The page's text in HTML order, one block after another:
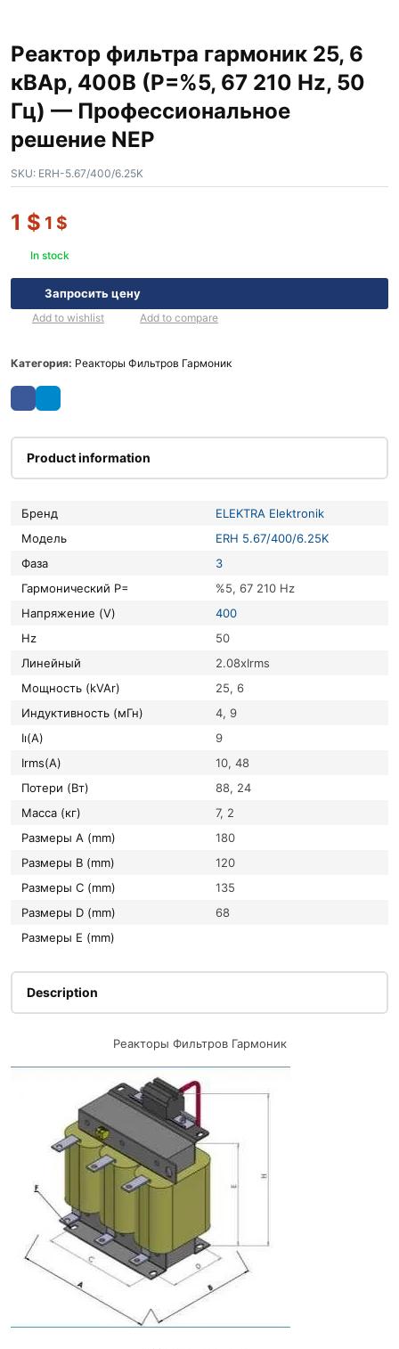
Реактор фильтра гармоник 25, 6
кВАр, 400В (P=%5, 67 210 Hz, 50
Гц) — Профессиональное
решение NEP
SKU: ERH-5.67/400/6.25K
1 $ 1 $
In stock
Запросить цену
Add to wishlist Add to compare
Категория: Реакторы Фильтров Гармоник
Product information
Бренд
ELEKTRA Elektronik
Модель
ERH 5.67/400/6.25K
Фаза
3
Гармонический P=
%5, 67 210 Hz
Напряжение (V)
400
Hz
50
Линейный
2.08xIrms
Мощность (kVAr)
25, 6
Индуктивность (мГн)
4, 9
Iı(A)
9
Irms(A)
10, 48
Потери (Вт)
88, 24
Масса (кг)
7, 2
Размеры A (mm)
180
Размеры B (mm)
120
Размеры C (mm)
135
Размеры D (mm)
68
Размеры E (mm)
Description
Реакторы Фильтров Гармоник